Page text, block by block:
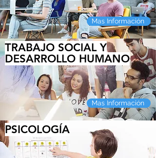
Mas Información
TRABAJO SOCIAL Y
DESARROLLO HUMANO
Mas Información
PSICOLOGÍA